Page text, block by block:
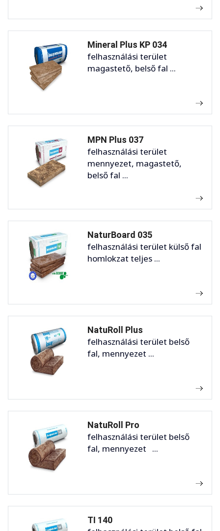
Mineral Plus KP 034
felhasználási terület
magastető, belső fal ...
MPN Plus 037
felhasználási terület
mennyezet, magastető,
belső fal ...
NaturBoard 035
felhasználási terület külső fal
homlokzat teljes ...
NatuRoll Plus
felhasználási terület belső
fal, mennyezet ...
NatuRoll Pro
felhasználási terület belső
fal, mennyezet ...
TI 140